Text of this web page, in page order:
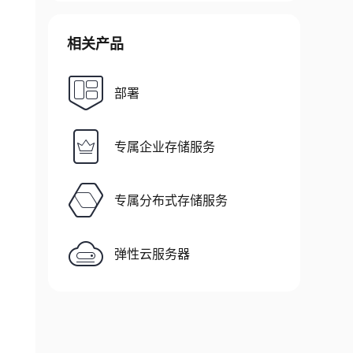
相关产品
部署
专属企业存储服务
专属分布式存储服务
弹性云服务器